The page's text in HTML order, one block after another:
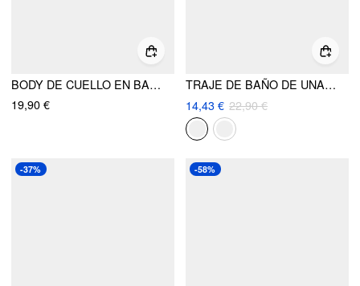
BODY DE CUELLO EN BARCO DE COLOR SÓLIDO
19,90 €
TRAJE DE BAÑO DE UNA PIEZA CON ESCOTE CUADRADO, RIBETE DE ENCAJE Y LAZO TIPO BOWKNOT
14,43 € 22,90 €
-37% -58%